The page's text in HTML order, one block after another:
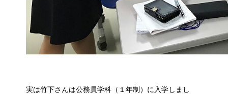
実は竹下さんは公務員学科（１年制）に入学しまし